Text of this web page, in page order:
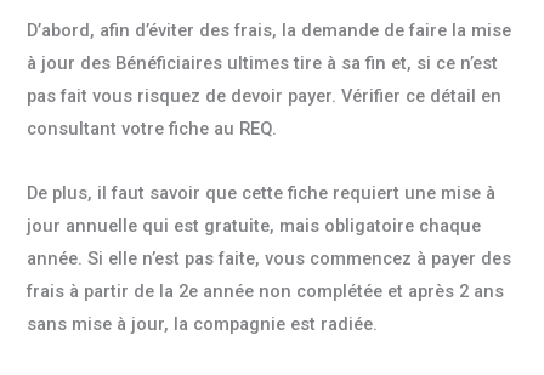
D’abord, afin d’éviter des frais, la demande de faire la mise
à jour des Bénéficiaires ultimes tire à sa fin et, si ce n’est
pas fait vous risquez de devoir payer. Vérifier ce détail en
consultant votre fiche au REQ.
De plus, il faut savoir que cette fiche requiert une mise à
jour annuelle qui est gratuite, mais obligatoire chaque
année. Si elle n’est pas faite, vous commencez à payer des
frais à partir de la 2e année non complétée et après 2 ans
sans mise à jour, la compagnie est radiée.